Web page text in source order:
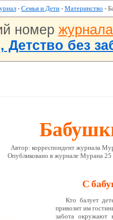
- Семья и Дети - Материнство -
номер
Детство без
Автор: корреспондент журнала
Опубликовано в журналe Мурана
С
Кто балует
привозит им
забота окружают